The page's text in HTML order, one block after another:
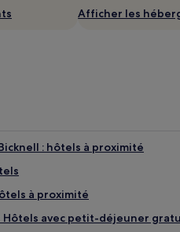
Afficher les
: hôtels à proximité
à proximité
Hôtels avec petit-déjeuner